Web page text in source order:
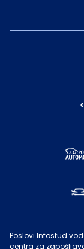
Poslovi Infostud
centra za